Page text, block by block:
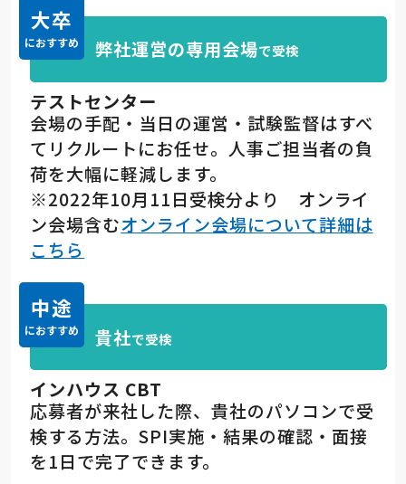
弊社運営の専用会場で受検
大卒
テストセンター
会場の手配・当日の運営・試験監督はすべ
てリクルートにお任せ。人事ご担当者の負
荷を大幅に軽減します。
※2022年10月11日受検分より オンライ
ン会場含むオンライン会場について詳細は
こちら
貴社で受検
中途
インハウス CBT
応募者が来社した際、貴社のパソコンで受
検する方法。SPI実施・結果の確認・面接
を1日で完了できます。